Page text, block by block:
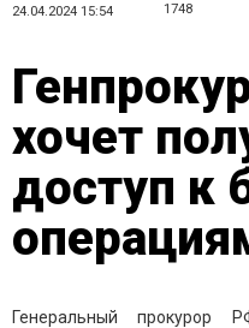
24.04.2024 15:54 1748
хочет
доступ к
Генеральный прокурор